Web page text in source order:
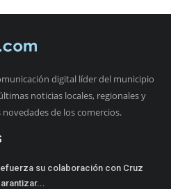
digital líder del municipio
noticias locales, regionales y
de los comercios.
su colaboración con Cruz